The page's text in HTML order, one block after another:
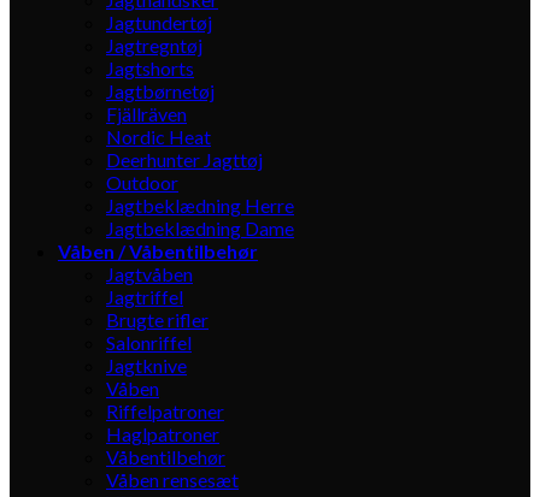
Jagtundertøj
Jagtregntøj
Jagtshorts
Jagtbørnetøj
Fjällräven
Nordic Heat
Deerhunter Jagttøj
Outdoor
Jagtbeklædning Herre
Jagtbeklædning Dame
Våben / Våbentilbehør
Jagtvåben
Jagtriffel
Brugte rifler
Salonriffel
Jagtknive
Våben
Riffelpatroner
Haglpatroner
Våbentilbehør
Våben rensesæt